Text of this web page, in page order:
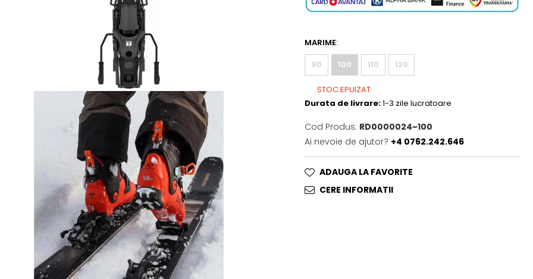
MARIME:
90
100 110 120
STOC EPUIZAT
Durata de livrare:1-3 zile lucratoare
Cod Produs: RD0000024~100
Ai nevoie de ajutor? +4 0762.242.646
ADAUGA LA FAVORITE
CERE INFORMATII